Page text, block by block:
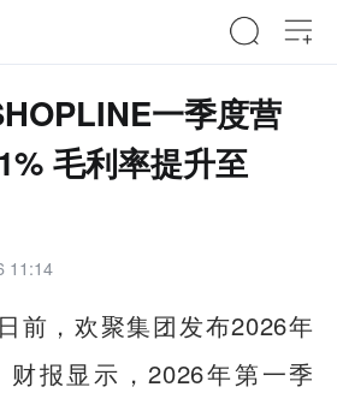
一季度营
毛利率提升至
11:14
前，欢聚集团发布2026年
报显示，2026年第一季